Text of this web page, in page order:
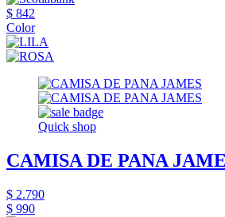
$ 842
Color
Quick shop
CAMISA DE PANA
$ 2.790
$ 990